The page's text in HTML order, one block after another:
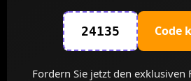
24135 Code
Fordern Sie jetzt den exklusiven